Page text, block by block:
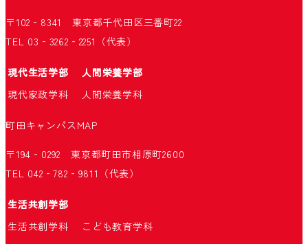
〒102‐8341 東京都千代田区三番町22
TEL 03‐3262‐2251（代表）
現代生活学部
人間栄養学部
現代家政学科
人間栄養学科
町田キャンパスMAP
〒194‐0292 東京都町田市相原町2600
TEL 042‐782‐9811（代表）
生活共創学部
生活共創学科
こども教育学科